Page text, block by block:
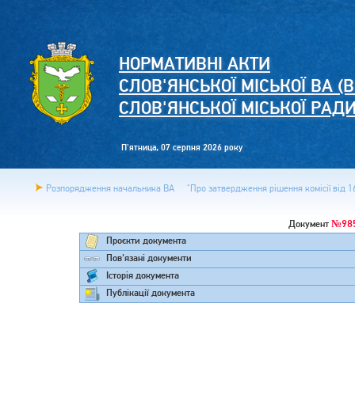
НОРМАТИВНІ АКТИ
СЛОВ'ЯНСЬКОЇ МІСЬКОЇ ВА
СЛОВ'ЯНСЬКОЇ МІСЬКОЇ
П'ятница, 07 серпня 2026 року
Розпорядження начальника ВА "Про затвердження рішення комісії
Документ
Проєкти документа
Пов'язані документи
Історія документа
Публікації документа